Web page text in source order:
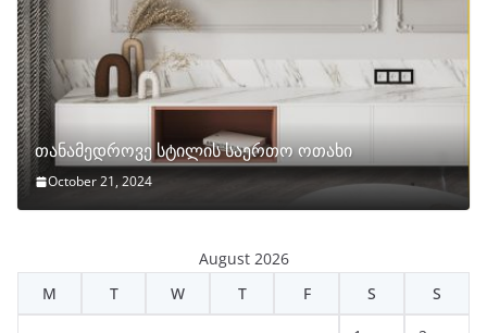
თანამედროვე სტილის საერთო ოთახი
October 21, 2024
August 2026
M
T W T F S S